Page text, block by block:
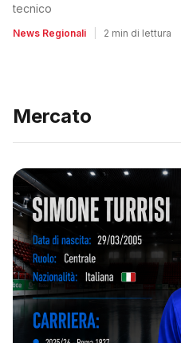
tecnico
News Regionali 2 min di lettura
Mercato